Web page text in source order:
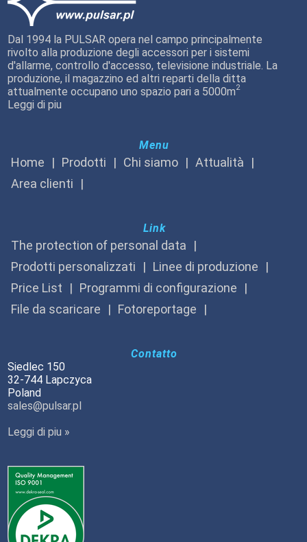
Dal 1994 la PULSAR opera nel campo principalmente
rivolto alla produzione degli accessori per i sistemi
d'allarme, controllo d'accesso, televisione industriale. La
produzione, il magazzino ed altri reparti della ditta
attualmente occupano uno spazio pari a 5000m2
Leggi di piu
Menu
Home Prodotti Chi siamo
Attualità
Area clienti
Link
The protection of personal data
Prodotti personalizzati
Linee di produzione
Price List
Programmi di configurazione
File da scaricare
Fotoreportage
Contatto
Siedlec 150
32-744 Lapczyca
Poland
sales@pulsar.pl
Leggi di piu »